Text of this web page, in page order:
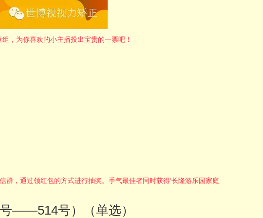
，为你喜欢的小主播投出宝贵的一票吧！
群，通过领红包的方式进行抽奖。手气最佳者同时获得‘长隆游乐园家庭
——514号）（单选）